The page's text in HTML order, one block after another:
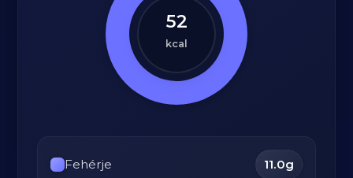
52
kcal
Fehérje 11.0g